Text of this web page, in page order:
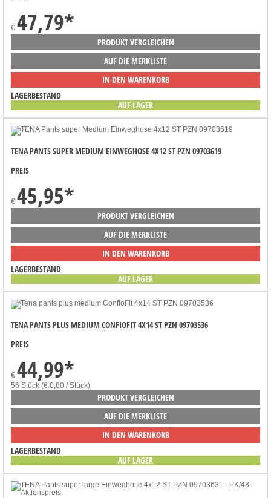
€ 47,79*
PRODUKT VERGLEICHEN
AUF DIE MERKLISTE
IN DEN WARENKORB
LAGERBESTAND
AUF LAGER
TENA PANTS SUPER MEDIUM EINWEGHOSE 4X12 ST PZN 09703619
PREIS
€ 45,95*
PRODUKT VERGLEICHEN
AUF DIE MERKLISTE
IN DEN WARENKORB
LAGERBESTAND
AUF LAGER
TENA PANTS PLUS MEDIUM CONFIOFIT 4X14 ST PZN 09703536
PREIS
€ 44,99*
56 Stück (€ 0,80 / Stück)
PRODUKT VERGLEICHEN
AUF DIE MERKLISTE
IN DEN WARENKORB
LAGERBESTAND
AUF LAGER